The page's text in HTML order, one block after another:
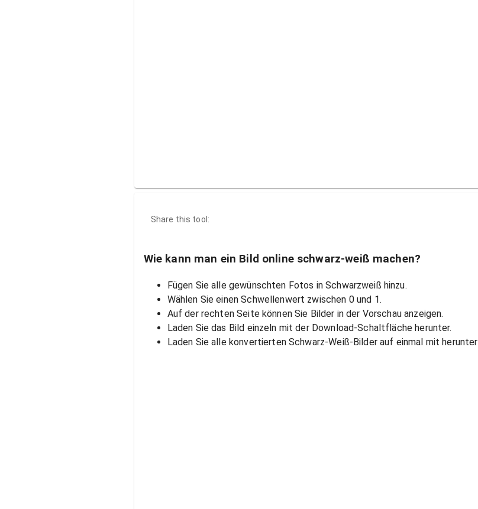
Share this tool:
Wie kann man ein Bild online schwarz-weiß machen?
Fügen Sie alle gewünschten Fotos in Schwarzweiß hinzu.
Wählen Sie einen Schwellenwert zwischen 0 und 1.
Auf der rechten Seite können Sie Bilder in der Vorschau anzeigen.
Laden Sie das Bild einzeln mit der Download-Schaltfläche herunter.
Laden Sie alle konvertierten Schwarz-Weiß-Bilder auf einmal mit herunter